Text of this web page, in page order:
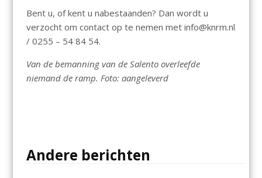
Bent u, of kent u nabestaanden? Dan wordt u
verzocht om contact op te nemen met info@knrm.nl
/ 0255 – 54 84 54.
Van de bemanning van de Salento overleefde
niemand de ramp. Foto: aangeleverd
Andere berichten